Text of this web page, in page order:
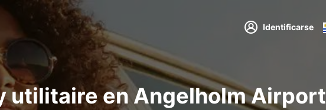
Identificarse
utilitaire en Angelholm Airport